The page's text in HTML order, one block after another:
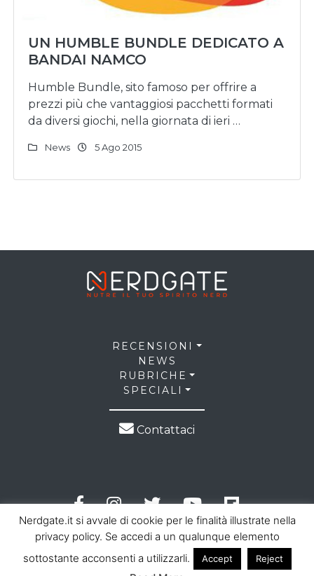
UN HUMBLE BUNDLE DEDICATO A
BANDAI NAMCO
Humble Bundle, sito famoso per offrire a
prezzi più che vantaggiosi pacchetti formati
da diversi giochi, nella giornata di ieri …
News 5 Ago 2015
RECENSIONI
NEWS
RUBRICHE
SPECIALI
Contattaci
© 2026 NerdGate all right reserved |Privacy Policy
Nerdgate.it si avvale di cookie per le finalità illustrate nella
privacy policy. Se accedi a un qualunque elemento
sottostante acconsenti a utilizzarli.
Accept Reject